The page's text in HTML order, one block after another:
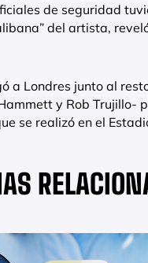
de seguridad
del artista,
a Londres junto al
y Rob Trujillo-
se realizó en el